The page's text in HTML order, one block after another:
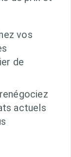
vos
de
actuels